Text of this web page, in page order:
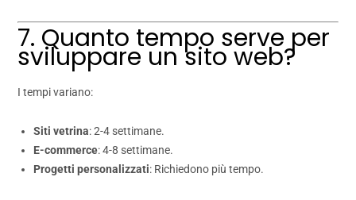
7. Quanto tempo serve per
sviluppare un sito web?
I tempi variano:
Siti vetrina: 2-4 settimane.
E-commerce: 4-8 settimane.
Progetti personalizzati: Richiedono più tempo.